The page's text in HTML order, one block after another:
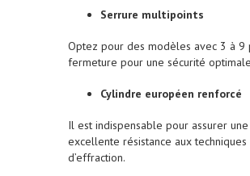
Serrure multipoints
Optez pour des modèles avec 3 à 9
fermeture pour une sécurité
Cylindre européen renforcé
Il est indispensable pour assurer une
excellente résistance aux techniques
d’effraction.